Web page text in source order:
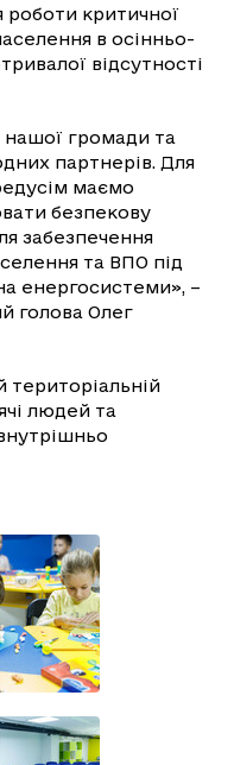
роботи критичної
в осінньо-
відсутності
громади та
партнерів. Для
маємо
безпекову
забезпечення
та ВПО під
енергосистеми», –
голова Олег
територіальній
людей та